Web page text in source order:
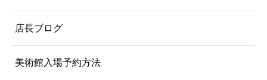
店長ブログ
美術館入場予約方法